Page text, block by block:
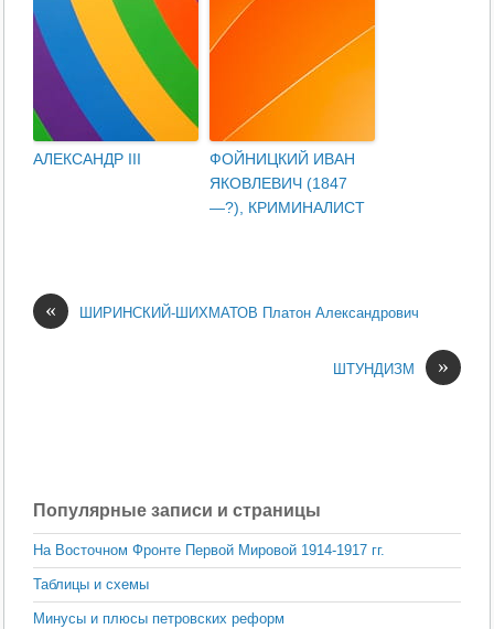
АЛЕКСАНДР III
ФОЙНИЦКИЙ ИВАН
ЯКОВЛЕВИЧ (1847
—?), КРИМИНАЛИСТ
« ШИРИНСКИЙ-ШИХМАТОВ Платон Александрович
»
ШТУНДИЗМ
Популярные записи и страницы
На Восточном Фронте Первой Мировой 1914-1917 гг.
Таблицы и схемы
Минусы и плюсы петровских реформ